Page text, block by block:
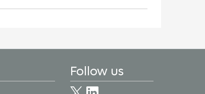
Follow us